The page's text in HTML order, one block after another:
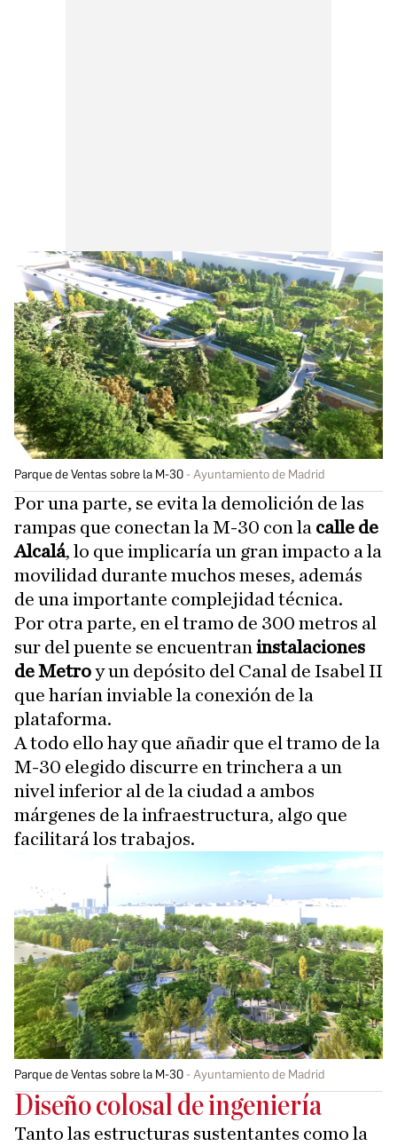
Parque de Ventas sobre la M-30 Ayuntamiento de Madrid
Por una parte, se evita la demolición de las
rampas que conectan la M-30 con la calle de
Alcalá, lo que implicaría un gran impacto a la
movilidad durante muchos meses, además
de una importante complejidad técnica.
Por otra parte, en el tramo de 300 metros al
sur del puente se encuentran instalaciones
de Metroy un depósito del Canal de Isabel II
que harían inviable la conexión de la
plataforma.
A todo ello hay que añadir que el tramo de la
M-30 elegido discurre en trinchera a un
nivel inferior al de la ciudad a ambos
márgenes de la infraestructura, algo que
facilitará los trabajos.
Parque de Ventas sobre la M-30 Ayuntamiento de Madrid
Diseño colosal de ingeniería
Tanto las estructuras sustentantes como la